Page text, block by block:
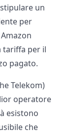
un
per
tariffa per il
pagato.
Telekom)
operatore
esistono
che